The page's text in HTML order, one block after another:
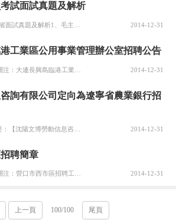
試面試真題及解析
2014-12-31
工業區公用事業管理辦公室招聘公告
2014-12-31
詢有限公司定向為遼寧省農業銀行招
NewsContent"招考信息摘要：【沈陽文博勞動信息咨詢有限公司定向為遼寧省農業銀行招聘勞務派遣信息沈陽文博勞動信息咨詢有限公司現面向社會招聘2010年應屆大學畢業生60人，派遣到中國農業銀行遼寧省分行營業部（沈陽）城區支行從事柜員工作。一、用工形式：勞務派遣。被聘人員與沈陽文博勞動信息咨詢有限公司簽訂勞動合同，建立勞動關系，由沈陽文博勞動信息咨詢.....】沈陽文博勞動信息咨詢有限公司定向為 2014-12-31
聘簡章
公務員考試信息網提醒你關注：營口市西市區招聘工作人員簡章組織報名凡具備條件并有意應聘者于11月23日到西市區城建局（西市交警中隊南行200米）報名，填寫《招聘人員報名登記表應聘人員每人只能選擇一個招聘職位報考，應根據招聘要求認真如實填寫信息。報名人數與職位招聘人數的比例不低于2:1方可開考。報名人數達不到招聘職位2:1比例時，應調整招聘計劃。調整招聘計劃的公式為：調整后的招聘計劃=報名人數&div 2014-12-31
上一頁 100/100 尾頁